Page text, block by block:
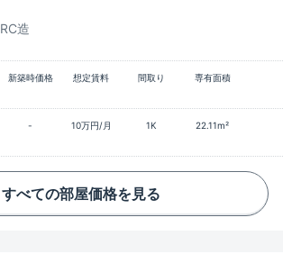
RC造
新築時価格 想定賃料 間取り
専有面積
- 10万円/月 1K
22.11m²
すべての部屋価格を見る